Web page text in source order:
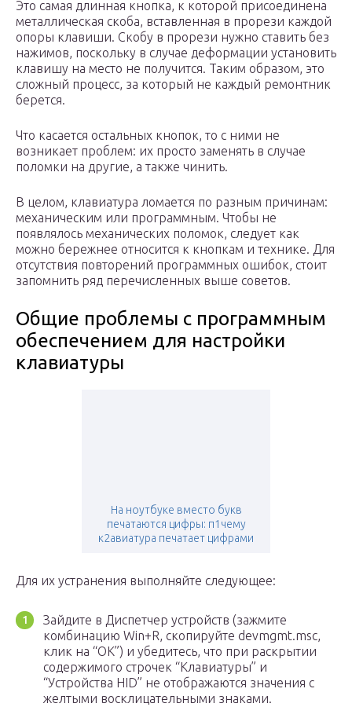
Это самая длинная кнопка, к которой присоединена
металлическая скоба, вставленная в прорези каждой
опоры клавиши. Скобу в прорези нужно ставить без
нажимов, поскольку в случае деформации установить
клавишу на место не получится. Таким образом, это
сложный процесс, за который не каждый ремонтник
берется.
Что касается остальных кнопок, то с ними не
возникает проблем: их просто заменять в случае
поломки на другие, а также чинить.
В целом, клавиатура ломается по разным причинам:
механическим или программным. Чтобы не
появлялось механических поломок, следует как
можно бережнее относится к кнопкам и технике. Для
отсутствия повторений программных ошибок, стоит
запомнить ряд перечисленных выше советов.
Общие проблемы с программным
обеспечением для настройки
клавиатуры
На ноутбуке вместо букв
печатаются цифры: п1чему
к2авиатура печатает цифрами
Для их устранения выполняйте следующее:
Зайдите в Диспетчер устройств (зажмите
комбинацию Win+R, скопируйте devmgmt.msc,
клик на “ОК”) и убедитесь, что при раскрытии
содержимого строчек “Клавиатуры” и
“Устройства HID” не отображаются значения с
желтыми восклицательными знаками.